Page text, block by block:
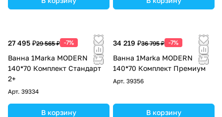
27 495 ₽29 565 ₽ -7%
Ванна 1Marka MODERN
140*70 Комплект Стандарт
2+
Арт. 39334
В корзину
34 219 ₽36 795 ₽ -7%
Ванна 1Marka MODERN
140*70 Комплект Премиум
Арт. 39356
В корзину